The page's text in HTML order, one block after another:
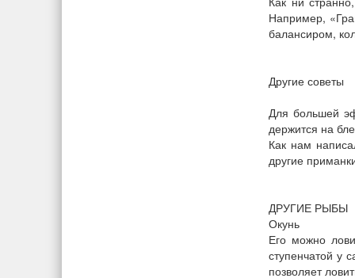
Например,
балансиром,
Другие советы
Для большей
держится на
Как нам
другие
ДРУГИЕ РЫБЫ
Окунь
Его можно
ступенчатой у
позволяет